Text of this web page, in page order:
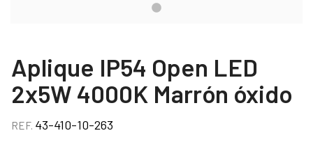
Aplique IP54 Open LED
2x5W 4000K Marrón óxido
REF. 43-410-10-263